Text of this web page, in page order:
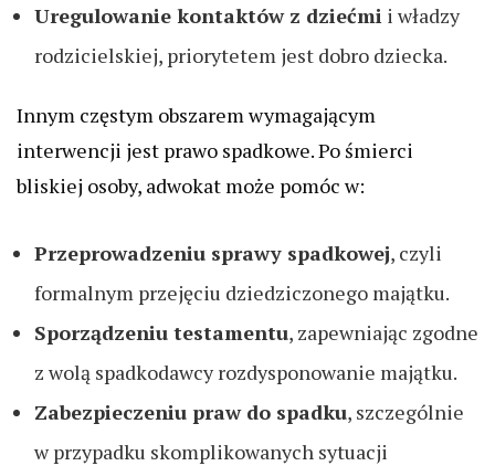
Uregulowanie kontaktów z dziećmi i władzy
rodzicielskiej, priorytetem jest dobro dziecka.
Innym częstym obszarem wymagającym
interwencji jest prawo spadkowe. Po śmierci
bliskiej osoby, adwokat może pomóc w:
Przeprowadzeniu sprawy spadkowej, czyli
formalnym przejęciu dziedziczonego majątku.
Sporządzeniu testamentu, zapewniając zgodne
z wolą spadkodawcy rozdysponowanie majątku.
Zabezpieczeniu praw do spadku, szczególnie
w przypadku skomplikowanych sytuacji